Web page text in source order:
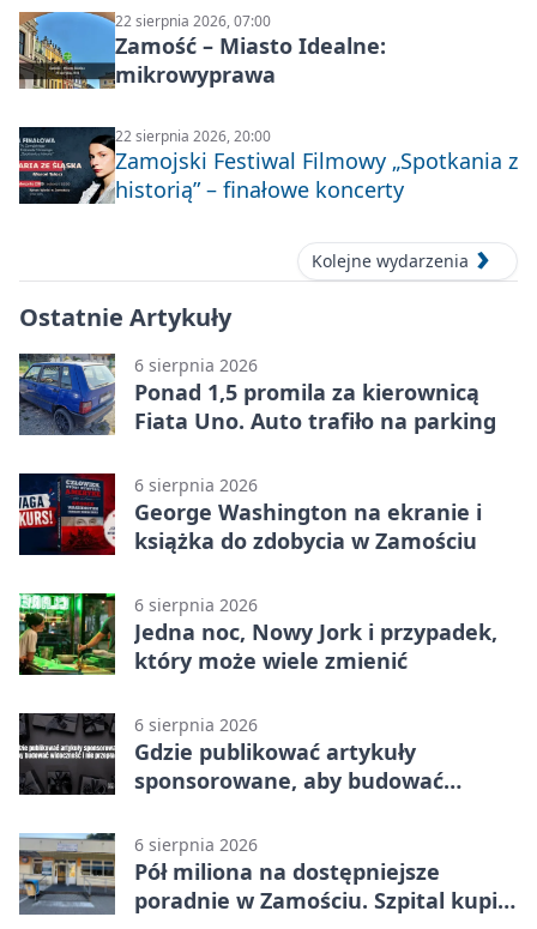
22 sierpnia 2026, 07:00
Zamość – Miasto Idealne:
mikrowyprawa
22 sierpnia 2026, 20:00
Zamojski Festiwal Filmowy „Spotkania z
historią” – finałowe koncerty
Kolejne wydarzenia
Ostatnie Artykuły
6 sierpnia 2026
Ponad 1,5 promila za kierownicą
Fiata Uno. Auto trafiło na parking
6 sierpnia 2026
George Washington na ekranie i
książka do zdobycia w Zamościu
6 sierpnia 2026
Jedna noc, Nowy Jork i przypadek,
który może wiele zmienić
6 sierpnia 2026
Gdzie publikować artykuły
sponsorowane, aby budować
6 sierpnia 2026
Pół miliona na dostępniejsze
poradnie w Zamościu. Szpital kupi